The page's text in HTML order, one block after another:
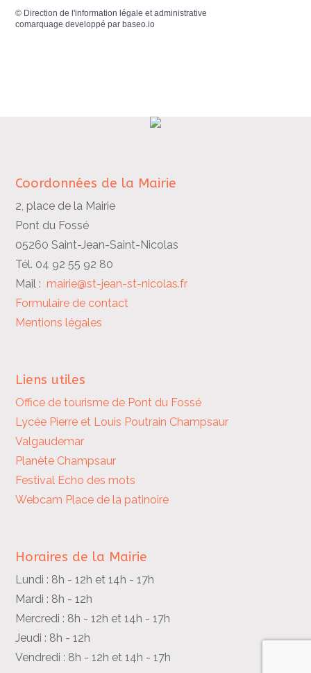
© Direction de l'information légale et administrative
comarquage developpé parbaseo.io
Coordonnées de la Mairie
2, place de la Mairie
Pont du Fossé
05260 Saint-Jean-Saint-Nicolas
Tél. 04 92 55 92 80
Mail :mairie@st-jean-st-nicolas.fr
Formulaire de contact
Mentions légales
Liens utiles
Office de tourisme de Pont du Fossé
Lycée Pierre et Louis Poutrain Champsaur
Valgaudemar
Planète Champsaur
Festival Echo des mots
Webcam Place de la patinoire
Horaires de la Mairie
Lundi : 8h - 12h et 14h - 17h
Mardi : 8h - 12h
Mercredi : 8h - 12h et 14h - 17h
Jeudi : 8h - 12h
Vendredi : 8h - 12h et 14h - 17h